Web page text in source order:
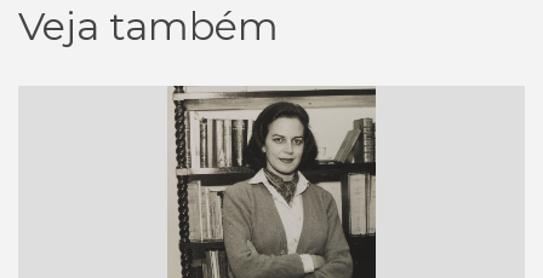
Veja também